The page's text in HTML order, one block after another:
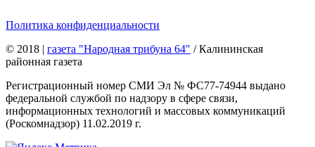
Политика конфиденциальности
© 2018 | газета "Народная трибуна 64" / Калининская
районная газета
Регистрационный номер СМИ Эл № ФС77-74944 выдано
федеральной службой по надзору в сфере связи,
информационных технологий и массовых коммуникаций
(Роскомнадзор) 11.02.2019 г.